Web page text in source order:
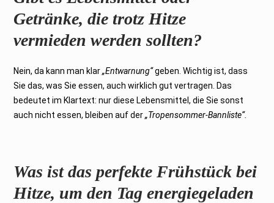
Getränke, die trotz Hitze
vermieden werden sollten?
Nein, da kann man klar„Entwarnung“geben. Wichtig ist, dass
Sie das, was Sie essen, auch wirklich gut vertragen. Das
bedeutet im Klartext: nur diese Lebensmittel, die Sie sonst
auch nicht essen, bleiben auf der„Tropensommer-Bannliste“.
Was ist das perfekte Frühstück bei
Hitze, um den Tag energiegeladen